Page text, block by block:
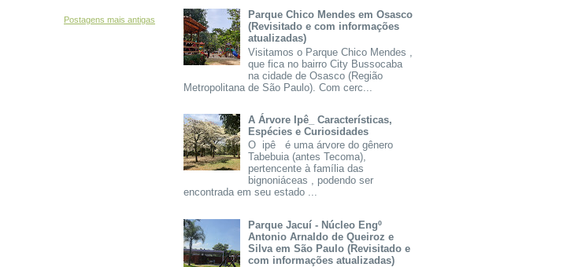
Postagens mais antigas
Parque Chico Mendes em Osasco
(Revisitado e com informações
atualizadas)
Visitamos o Parque Chico Mendes ,
que fica no bairro City Bussocaba
na cidade de Osasco (Região
Metropolitana de São Paulo). Com cerc...
A Árvore Ipê_ Características,
Espécies e Curiosidades
O ipê é uma árvore do gênero
Tabebuia (antes Tecoma),
pertencente à família das
bignoniáceas , podendo ser
encontrada em seu estado ...
Parque Jacuí - Núcleo Engº
Antonio Arnaldo de Queiroz e
Silva em São Paulo (Revisitado e
com informações atualizadas)